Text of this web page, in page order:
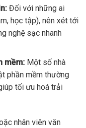
Đối với những ai
học tập), nên xét tới
nghệ sạc nhanh
mềm:Một số nhà
phần mềm thường
tối ưu hoá trải
nhân viên văn